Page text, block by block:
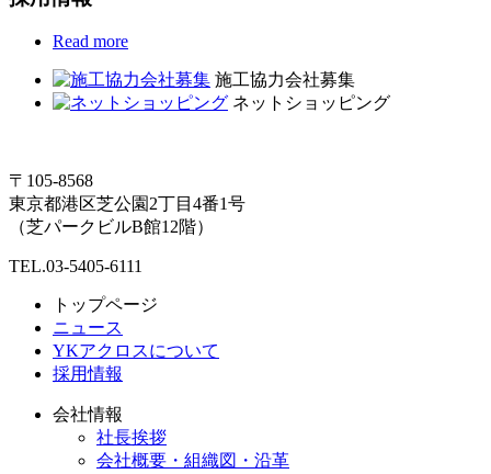
Read more
施工協力会社募集
ネットショッピング
〒105-8568
東京都港区芝公園2丁目4番1号
（芝パークビルB館12階）
TEL.03-5405-6111
トップページ
ニュース
YKアクロスについて
採用情報
会社情報
社長挨拶
会社概要・組織図・沿革